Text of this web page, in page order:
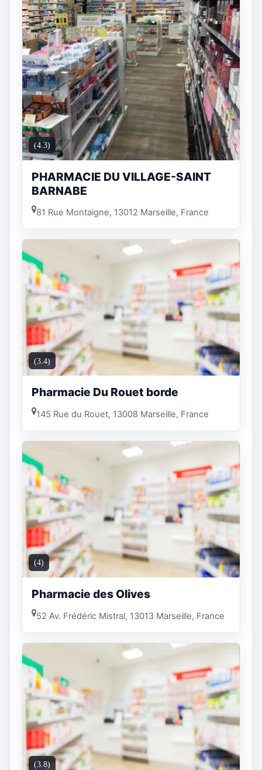
(4.3)
PHARMACIE DU VILLAGE-SAINT
BARNABE
81 Rue Montaigne, 13012 Marseille, France
(3.4)
Pharmacie Du Rouet borde
145 Rue du Rouet, 13008 Marseille, France
(4)
Pharmacie des Olives
52 Av. Frédéric Mistral, 13013 Marseille, France
(3.8)